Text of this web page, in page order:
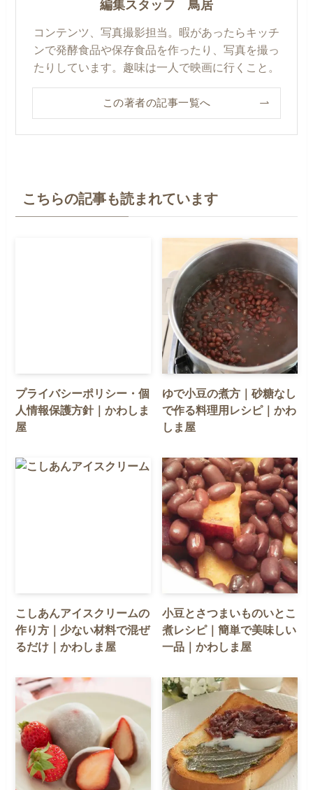
編集スタッフ 鳥居
コンテンツ、写真撮影担当。暇があったらキッチ
ンで発酵食品や保存食品を作ったり、写真を撮っ
たりしています。趣味は一人で映画に行くこと。
この著者の記事一覧へ
こちらの記事も読まれています
プライバシーポリシー・個
人情報保護方針｜かわしま
屋
ゆで小豆の煮方｜砂糖なし
で作る料理用レシピ｜かわ
しま屋
こしあんアイスクリームの
作り方｜少ない材料で混ぜ
るだけ｜かわしま屋
小豆とさつまいものいとこ
煮レシピ｜簡単で美味しい
一品｜かわしま屋